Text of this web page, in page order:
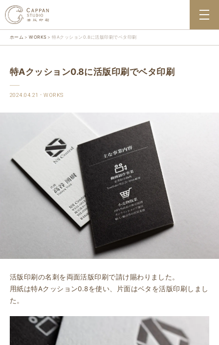
ホーム WORKS 特Aクッション0.8に活版印刷でベタ印刷
特Aクッション0.8に活版印刷でベタ印刷
2024.04.21 WORKS
活版印刷の名刺を両面活版印刷で請け賜わりました。
用紙は特Aクッション0.8を使い、片面はベタを活版印刷しまし
た。